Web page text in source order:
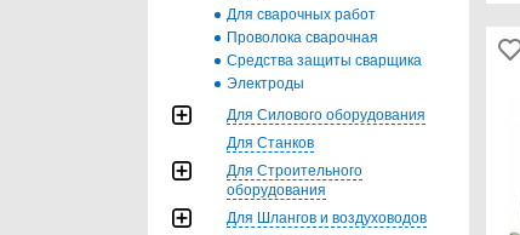
Для сварочных работ
Проволока сварочная
Средства защиты сварщика
Электроды
Для Силового оборудования
Для Станков
Для Строительного
оборудования
Для Шлангов и воздуховодов